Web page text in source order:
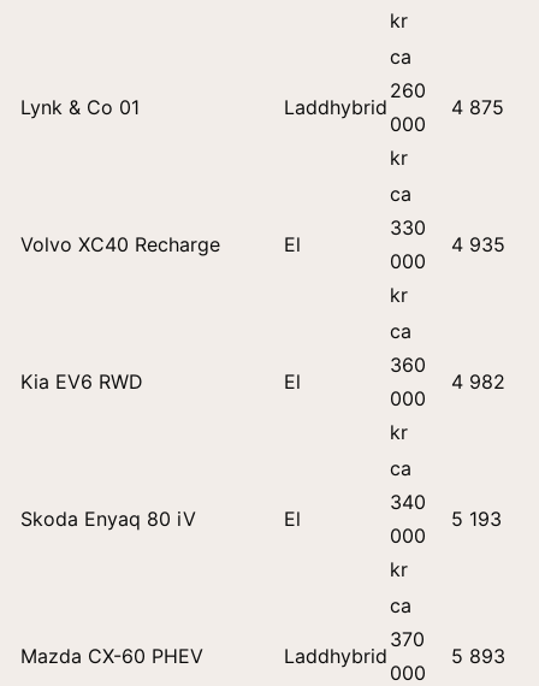
kr
Lynk & Co 01 Laddhybrid
ca
260
000
kr
4 875
Volvo XC40 Recharge El
ca
330
000
kr
4 935
Kia EV6 RWD El
ca
360
000
kr
4 982
Skoda Enyaq 80 iV El
ca
340
000
kr
5 193
Mazda CX-60 PHEV Laddhybrid
ca
370
000
5 893